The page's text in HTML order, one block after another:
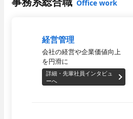
Office work
経営管理
会社の経営や企業価値向上
を円滑に
詳細・先輩社員インタビュ
ーへ